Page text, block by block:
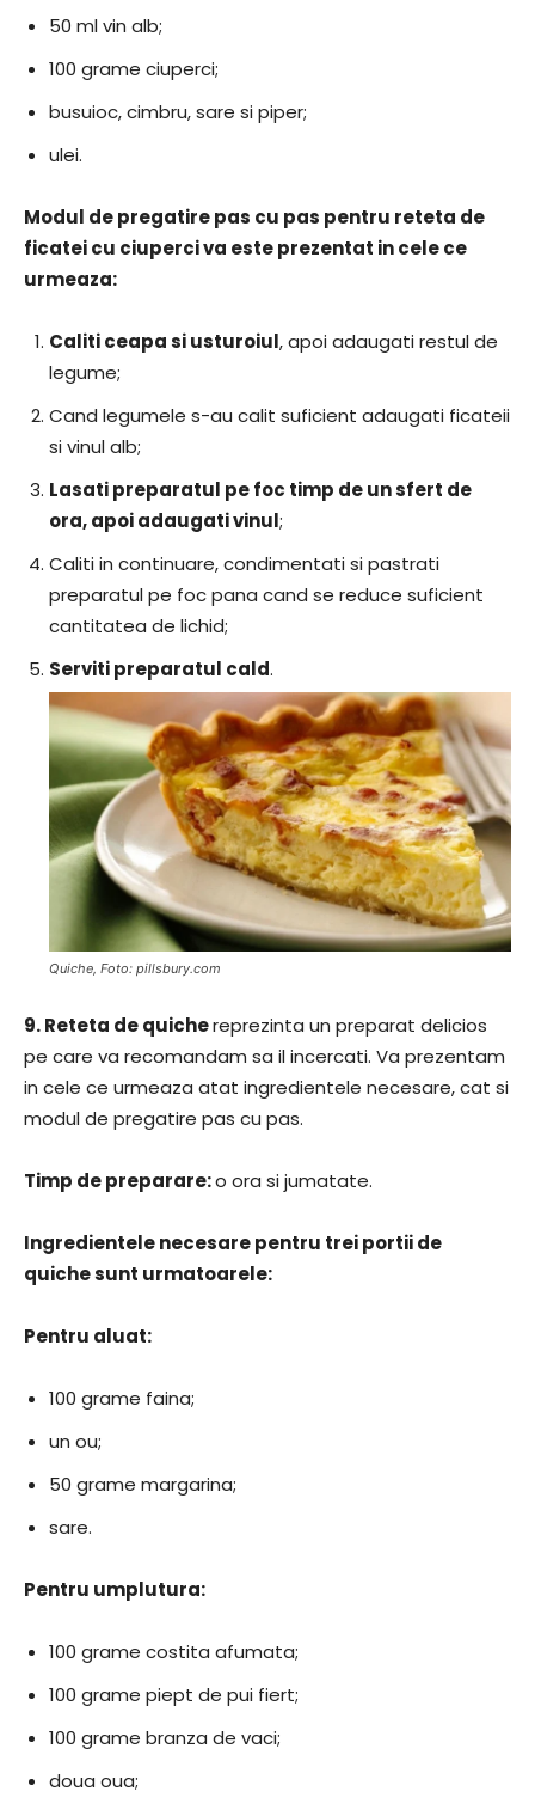
50 ml vin alb;
100 grame ciuperci;
busuioc, cimbru, sare si piper;
ulei.
​Modul de pregatire pas cu pas pentru reteta de
ficatei cu ciuperci va este prezentat in cele ce
urmeaza:
Caliti ceapa si usturoiul, apoi adaugati restul de
legume;
Cand legumele s-au calit suficient adaugati ficateii
si vinul alb;
Lasati preparatul pe foc timp de un sfert de
ora, apoi adaugati vinul;
Caliti in continuare, condimentati si pastrati
preparatul pe foc pana cand se reduce suficient
cantitatea de lichid;
Serviti preparatul cald.
Quiche, Foto: pillsbury.com
9.Reteta de quichereprezinta un preparat delicios
pe care va recomandam sa il incercati. Va prezentam
in cele ce urmeaza atat ingredientele necesare, cat si
modul de pregatire pas cu pas.
Timp de preparare:o ora si jumatate.
Ingredientele necesare pentru trei portii de
quiche sunt urmatoarele:
Pentru aluat:
100 grame faina;
un ou;
50 grame margarina;
sare.
Pentru umplutura:
100 grame costita afumata;
100 grame piept de pui fiert;
100 grame branza de vaci;
doua oua;